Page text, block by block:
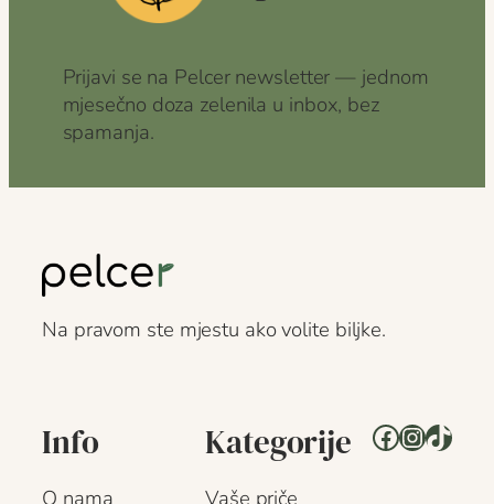
Prijavi se na Pelcer newsletter — jednom
mjesečno doza zelenila u inbox, bez
spamanja.
Na pravom ste mjestu ako volite biljke.
Info Kategorije Facebook